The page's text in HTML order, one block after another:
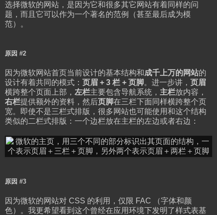
选择微软的网站，是因为它和很多其它网站有着同样的问
题，而且它可以作为一个著名的范例（甚至最后成为模
范）。
原因 #2
因为微软网站首页当前设计的基本结构和成千上万的网站的
设计有着共同的模式： 页眉 + 3 栏 + 页脚。进一步讲， 页眉
横跨整个页面上部， 左栏主要包含导航系统， 主栏放内容，
右栏提供额外的资料，然后页脚在三栏下面同样横跨整个页
宽。即使不是三栏式排版，很多网站也可能使用和这个结构
类似的二栏式排版：一个边栏放在主栏的左边或者右边：
原因 #3
因为微软的网站对 CSS 的利用，仅限 FAC （字体和颜
色）。我更希望看到这个曾经在应用环境下发明了样式表基